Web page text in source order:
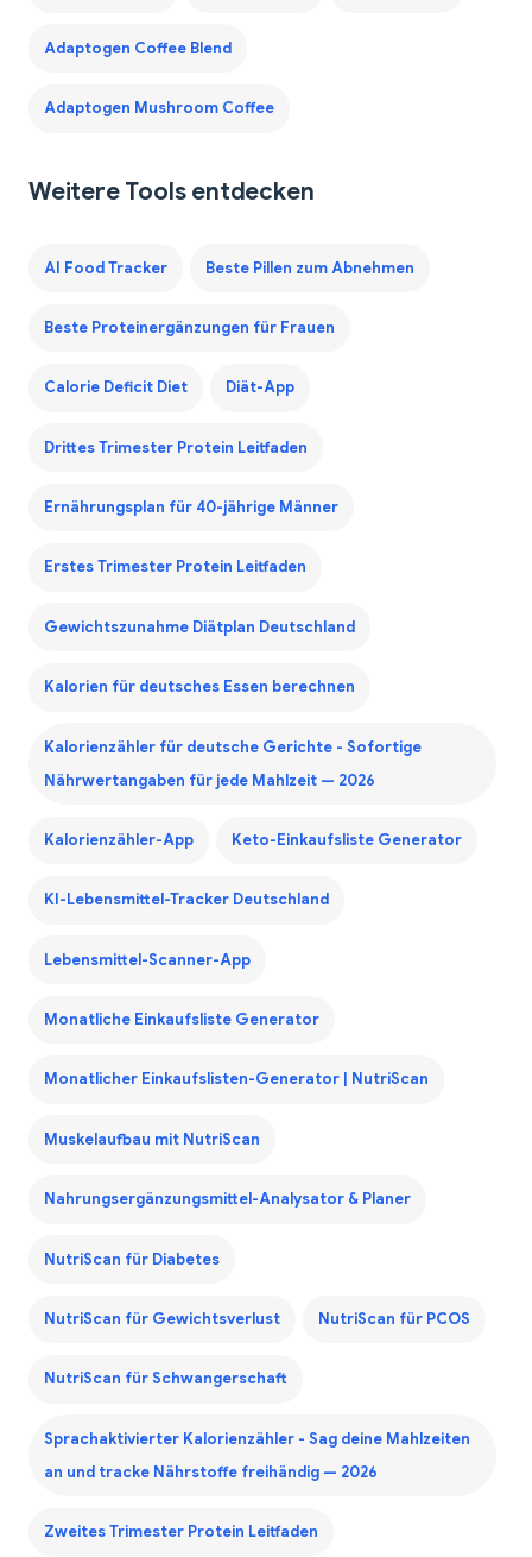
Adaptogen Coffee Blend
Adaptogen Mushroom Coffee
Weitere Tools entdecken
AI Food Tracker Beste Pillen zum Abnehmen
Beste Proteinergänzungen für Frauen
Calorie Deficit Diet Diät-App
Drittes Trimester Protein Leitfaden
Ernährungsplan für 40-jährige Männer
Erstes Trimester Protein Leitfaden
Gewichtszunahme Diätplan Deutschland
Kalorien für deutsches Essen berechnen
Kalorienzähler für deutsche Gerichte - Sofortige
Nährwertangaben für jede Mahlzeit — 2026
Kalorienzähler-App Keto-Einkaufsliste Generator
KI-Lebensmittel-Tracker Deutschland
Lebensmittel-Scanner-App
Monatliche Einkaufsliste Generator
Monatlicher Einkaufslisten-Generator | NutriScan
Muskelaufbau mit NutriScan
Nahrungsergänzungsmittel-Analysator & Planer
NutriScan für Diabetes
NutriScan für Gewichtsverlust NutriScan für PCOS
NutriScan für Schwangerschaft
Sprachaktivierter Kalorienzähler - Sag deine Mahlzeiten
an und tracke Nährstoffe freihändig — 2026
Zweites Trimester Protein Leitfaden